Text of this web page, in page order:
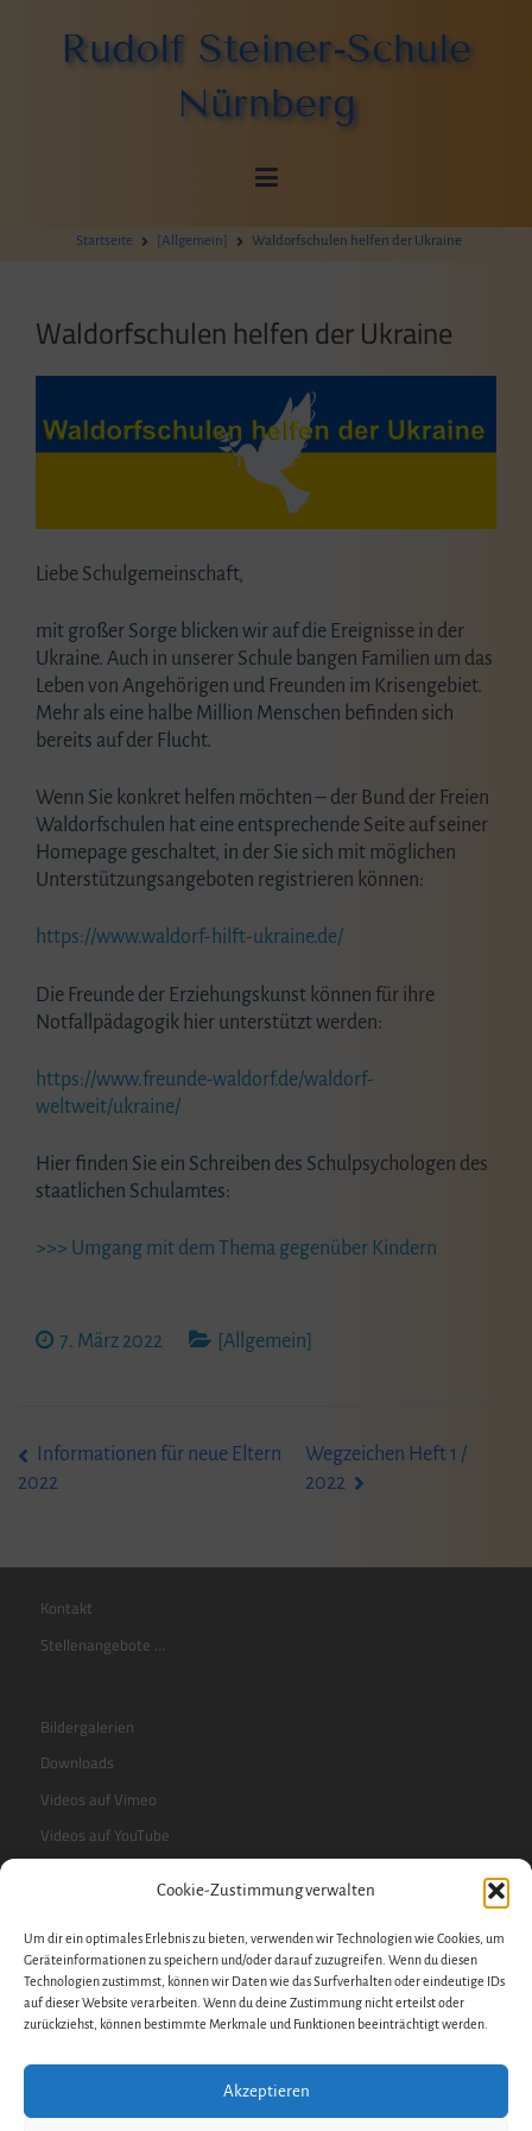
Cookie-Zustimmung verwalten
Um dir ein optimales Erlebnis zu bieten, verwenden wir Technologien wie Cookies, um
Geräteinformationen zu speichern und/oder darauf zuzugreifen. Wenn du diesen
Technologien zustimmst, können wir Daten wie das Surfverhalten oder eindeutige IDs
auf dieser Website verarbeiten. Wenn du deine Zustimmung nicht erteilst oder
zurückziehst, können bestimmte Merkmale und Funktionen beeinträchtigt werden.
Akzeptieren
springenRudolf Steiner-Schule
Nürnberg
Startseite [Allgemein] Waldorfschulen helfen der Ukraine
Waldorfschulen helfen der Ukraine
Liebe Schulgemeinschaft,
mit großer Sorge blicken wir auf die Ereignisse in der
Ukraine. Auch in unserer Schule bangen Familien um das
Leben von Angehörigen und Freunden im Krisengebiet.
Mehr als eine halbe Million Menschen befinden sich
bereits auf der Flucht.
Wenn Sie konkret helfen möchten – der Bund der Freien
Waldorfschulen hat eine entsprechende Seite auf seiner
Homepage geschaltet, in der Sie sich mit möglichen
Unterstützungsangeboten registrieren können:
https://www.waldorf-hilft-ukraine.de/
Die Freunde der Erziehungskunst können für ihre
Notfallpädagogik hier unterstützt werden:
https://www.freunde-waldorf.de/waldorf-
weltweit/ukraine/
Hier finden Sie ein Schreiben des Schulpsychologen des
staatlichen Schulamtes:
>>> Umgang mit dem Thema gegenüber Kindern
7. März 2022 [Allgemein]
Beitragsnavigation
Informationen für neue Eltern
2022
Wegzeichen Heft 1 /
2022
Kontakt
Stellenangebote …
Bildergalerien
Downloads
Videos auf Vimeo
Videos auf YouTube
Sidebar
Impressum
Datenschutzerklärung